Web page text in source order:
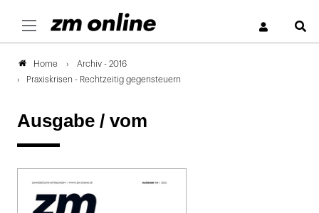
Home
Archiv - 2016
Praxiskrisen - Rechtzeitig gegensteuern
Ausgabe / vom